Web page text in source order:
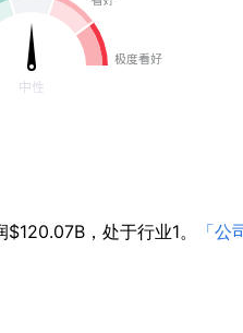
，处于行业1。
「公